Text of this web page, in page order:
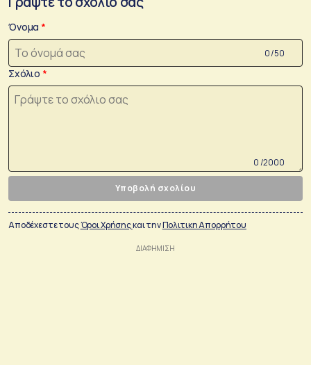
Όνομα
0 /50
Σχόλιο
0 /2000
Υποβολή σχολίου
Αποδέχεστε τουςΌροι Χρήσηςκαι τηνΠολιτικη Απορρήτου